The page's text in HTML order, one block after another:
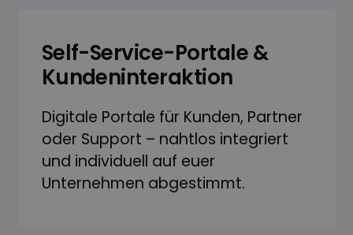
Self-Service-Portale &
Kunden­­­interaktion
Digitale Portale für Kunden, Partner
oder Support – nahtlos integriert
und individuell auf euer
Unternehmen abgestimmt.